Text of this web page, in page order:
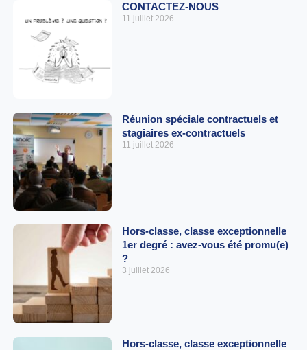
CONTACTEZ-NOUS
11 juillet 2026
Réunion spéciale contractuels et
stagiaires ex-contractuels
11 juillet 2026
Hors-classe, classe exceptionnelle
1er degré : avez-vous été promu(e)
?
3 juillet 2026
Hors-classe, classe exceptionnelle